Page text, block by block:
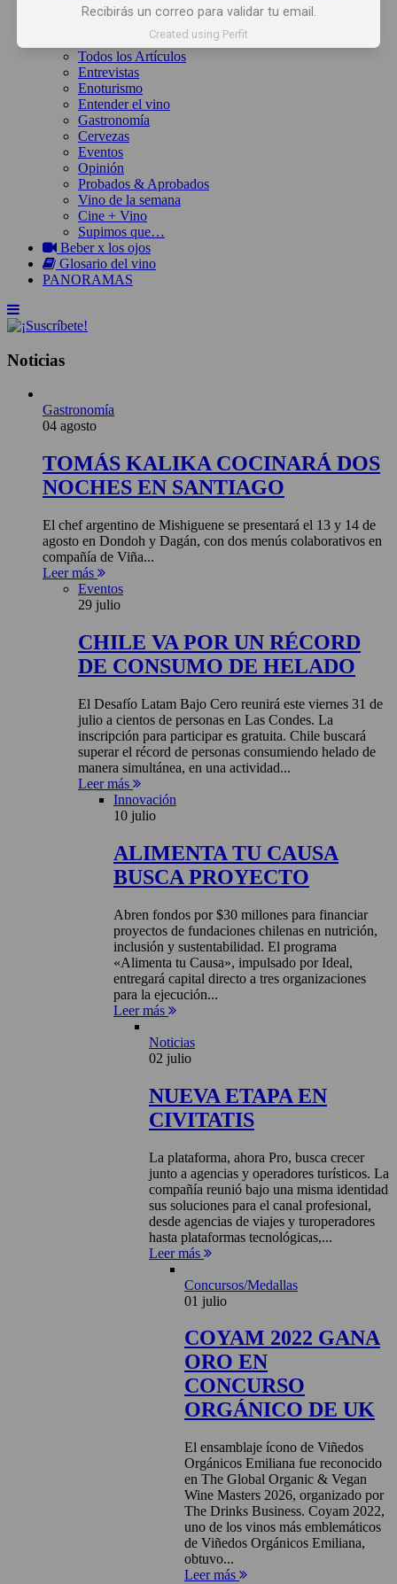
Inicio
Todos los Artículos
Entrevistas
Enoturismo
Entender el vino
Gastronomía
Cervezas
Eventos
Opinión
Probados & Aprobados
Vino de la semana
Cine + Vino
Supimos que…
Beber x los ojos
Glosario del vino
PANORAMAS
Noticias
Gastronomía
04 agosto
TOMÁS KALIKA COCINARÁ DOS
NOCHES EN SANTIAGO
El chef argentino de Mishiguene se presentará el 13 y 14 de
agosto en Dondoh y Dagán, con dos menús colaborativos en
compañía de Viña...
Leer más
Eventos
29 julio
CHILE VA POR UN RÉCORD
DE CONSUMO DE HELADO
El Desafío Latam Bajo Cero reunirá este viernes 31 de
julio a cientos de personas en Las Condes. La
inscripción para participar es gratuita. Chile buscará
superar el récord de personas consumiendo helado de
manera simultánea, en una actividad...
Leer más
Innovación
10 julio
ALIMENTA TU CAUSA
BUSCA PROYECTO
Abren fondos por $30 millones para financiar
proyectos de fundaciones chilenas en nutrición,
inclusión y sustentabilidad. El programa
«Alimenta tu Causa», impulsado por Ideal,
entregará capital directo a tres organizaciones
para la ejecución...
Leer más
Noticias
02 julio
NUEVA ETAPA EN
CIVITATIS
La plataforma, ahora Pro, busca crecer
junto a agencias y operadores turísticos. La
compañía reunió bajo una misma identidad
sus soluciones para el canal profesional,
desde agencias de viajes y turoperadores
hasta plataformas tecnológicas,...
Leer más
Concursos/Medallas
01 julio
COYAM 2022 GANA
ORO EN
CONCURSO
ORGÁNICO DE UK
El ensamblaje ícono de Viñedos
Orgánicos Emiliana fue reconocido
en The Global Organic & Vegan
Wine Masters 2026, organizado por
The Drinks Business. Coyam 2022,
uno de los vinos más emblemáticos
de Viñedos Orgánicos Emiliana,
obtuvo...
Leer más
Recibirás un correo para validar tu email.
Created using Perfit